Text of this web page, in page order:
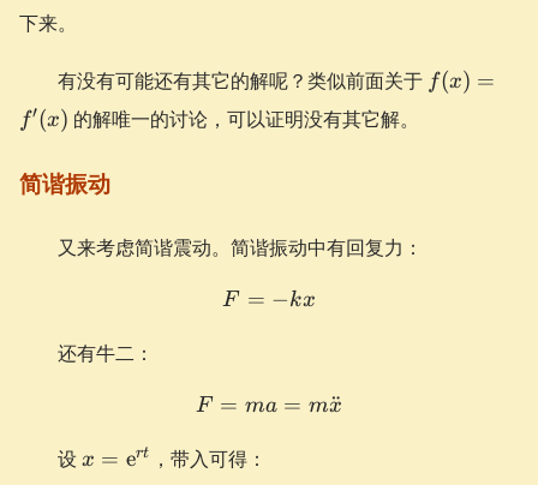
下来。
有没有可能还有其它的解呢？类似前面关于 f(x)
f(x) =
f′(x) 的解唯一的讨论，可以证明没有其它解。
简谐振动
又来考虑简谐震动。简谐振动中有回复力：
F = -kx
F = −kx
还有牛二：
F = ma = m\ddot x
F = ma = mx
¨
设 x =
x = ert ，带入可得：